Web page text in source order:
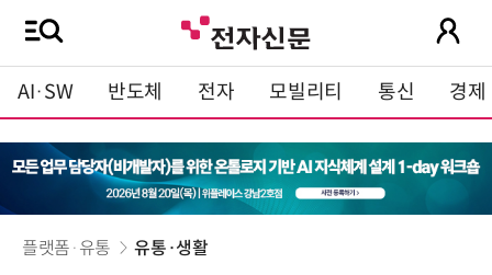
AI·SW 반도체 전자 모빌리티 통신 경제
플랫폼·유통 유통·생활